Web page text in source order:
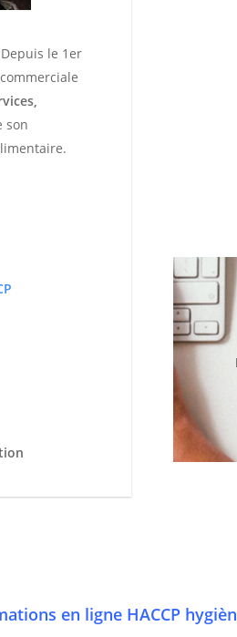
le 1er
son
en ligne HACCP